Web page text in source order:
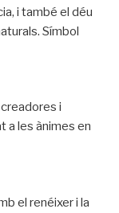
i també el déu
Símbol
i
a les ànimes en
el renéixer i la